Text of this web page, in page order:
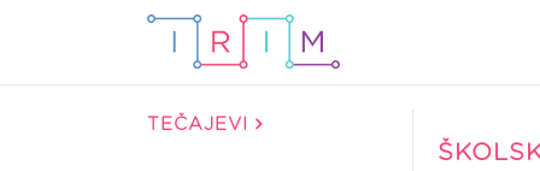
TEČAJEVI